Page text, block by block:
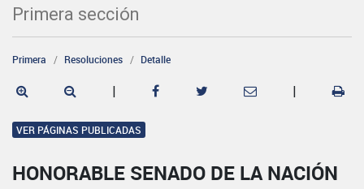
Primera sección
Primera Resoluciones Detalle
| |
VER PÁGINAS PUBLICADAS
HONORABLE SENADO DE LA NACIÓN